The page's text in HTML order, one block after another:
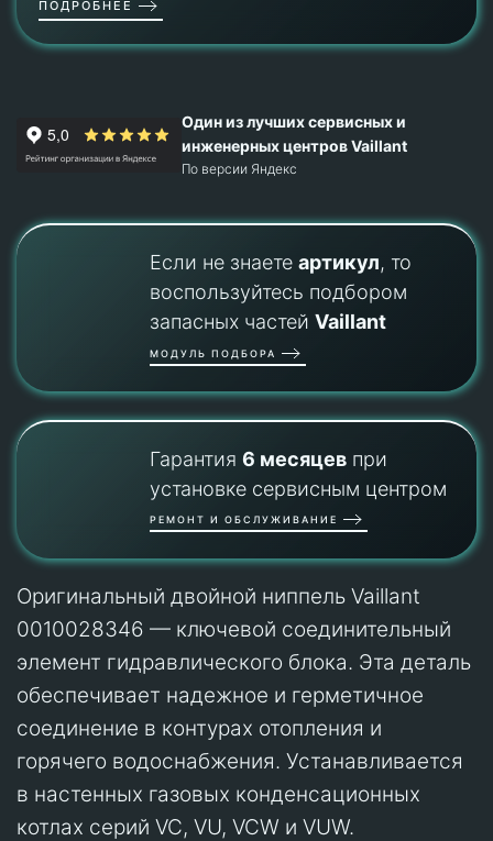
ПОДРОБНЕЕ
Один из лучших сервисных и
инженерных центров Vaillant
По версии Яндекс
Если не знаете артикул, то
воспользуйтесь подбором
запасных частей Vaillant
МОДУЛЬ ПОДБОРА
Гарантия 6 месяцевпри
установке сервисным центром
РЕМОНТ И ОБСЛУЖИВАНИЕ
Оригинальный двойной ниппель Vaillant
0010028346 — ключевой соединительный
элемент гидравлического блока. Эта деталь
обеспечивает надежное и герметичное
соединение в контурах отопления и
горячего водоснабжения. Устанавливается
в настенных газовых конденсационных
котлах серий VC, VU, VCW и VUW.